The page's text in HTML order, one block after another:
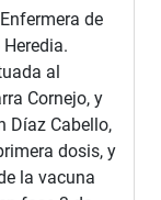
de
al
Cornejo, y
Díaz Cabello,
dosis, y
la vacuna